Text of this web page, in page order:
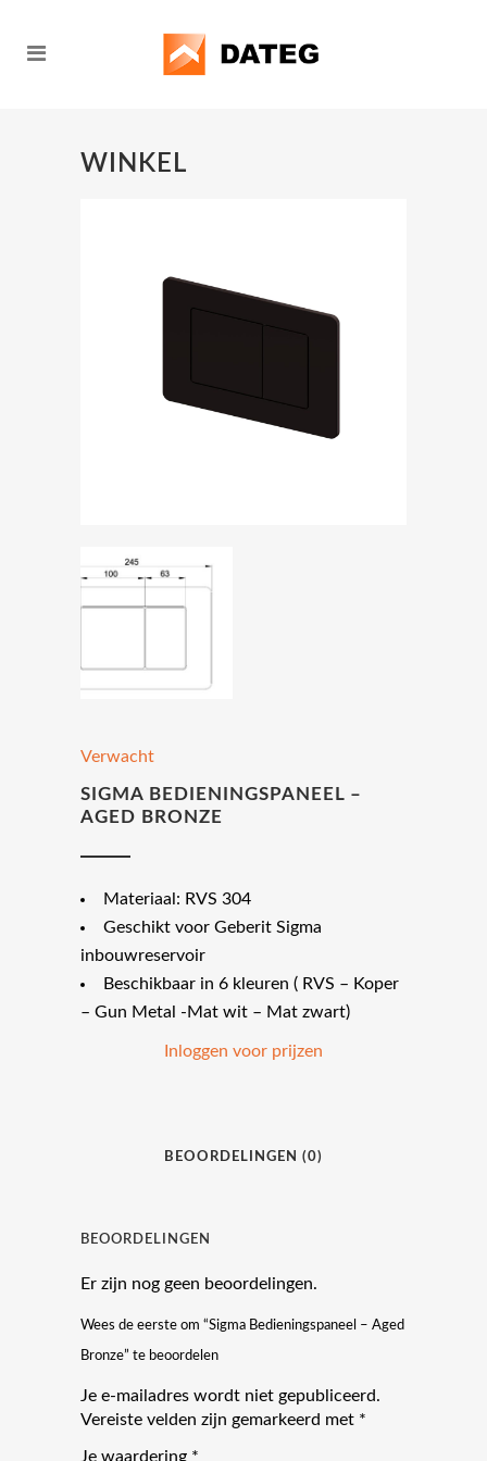
WINKEL
Verwacht
SIGMA BEDIENINGSPANEEL –
AGED BRONZE
Materiaal: RVS 304
Geschikt voor Geberit Sigma
inbouwreservoir
Beschikbaar in 6 kleuren ( RVS – Koper
– Gun Metal -Mat wit – Mat zwart)
Inloggen voor prijzen
BEOORDELINGEN (0)
BEOORDELINGEN
Er zijn nog geen beoordelingen.
Wees de eerste om “Sigma Bedieningspaneel – Aged
Bronze” te beoordelen
Je e-mailadres wordt niet gepubliceerd.
Vereiste velden zijn gemarkeerd met *
Je waardering *